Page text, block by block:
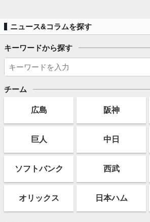
ニュース&コラムを探す
キーワードから探す
チーム
広島 阪神
巨人 中日
ソフトバンク 西武
オリックス 日本ハム